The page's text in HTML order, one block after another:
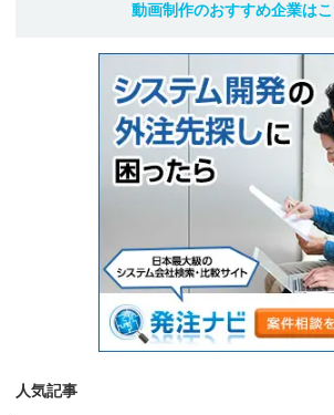
動画制作のおすすめ企業は
人気記事